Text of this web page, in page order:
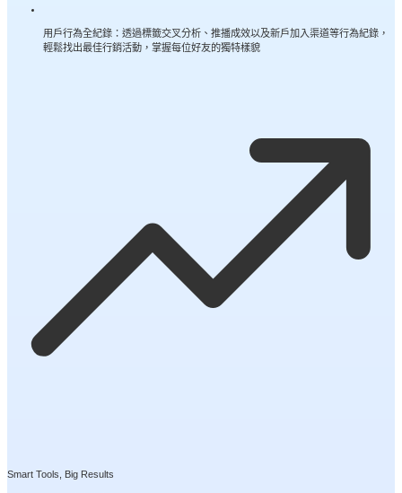
用戶行為全紀錄：透過標籤交叉分析、推播成效以及新戶加入渠道等行為紀錄，
輕鬆找出最佳行銷活動，掌握每位好友的獨特樣貌
Smart Tools, Big Results